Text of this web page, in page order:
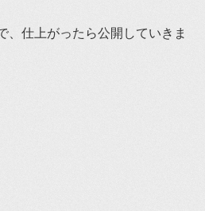
、仕上がったら公開していきま